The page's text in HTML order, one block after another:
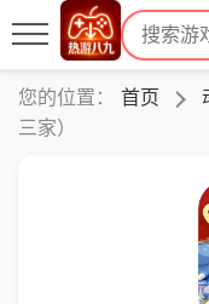
您的位置： 首页
三家）